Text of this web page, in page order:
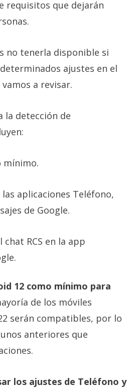
requisitos que dejarán
no tenerla disponible si
ajustes en el
a revisar.
la detección de
mínimo.
aplicaciones Teléfono,
de Google.
RCS en la app
12 como mínimo para
de los móviles
serán compatibles, por lo
anteriores que
los ajustes de Teléfono y